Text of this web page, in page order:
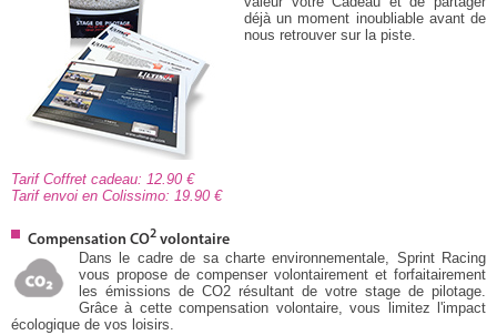
déjà un moment inoubliable avant de
nous retrouver sur la piste.
Tarif Coffret cadeau: 12.90
Tarif envoi en Colissimo: 19.90
Compensation CO2 volontaire
Dans le cadre de sa charte environnementale, Sprint Racing
vous propose de compenser volontairement et forfaitairement
les émissions de CO2 résultant de votre stage de pilotage.
Grâce à cette compensation volontaire, vous limitez l'impact
écologique de vos loisirs.